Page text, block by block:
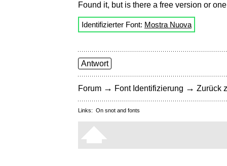
Found it, but is there a free version or
Identifizierter Font: Mostra Nuova
Antwort
Forum → Font Identifizierung → Zurück
Links: On snot and fonts